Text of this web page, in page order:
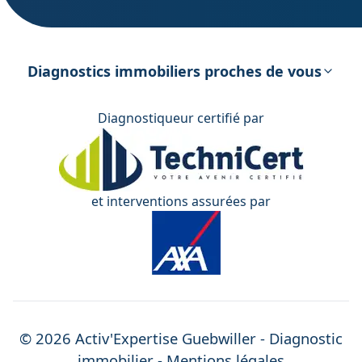
énergétique
Diagnostics immobiliers proches de vous
Diagnostiqueur certifié par
et interventions assurées par
© 2026 Activ'Expertise Guebwiller - Diagnostic